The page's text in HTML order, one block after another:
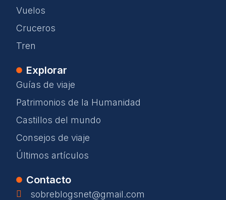
Vuelos
Cruceros
Tren
Explorar
Guías de viaje
Patrimonios de la Humanidad
Castillos del mundo
Consejos de viaje
Últimos artículos
Contacto
sobreblogsnet@gmail.com